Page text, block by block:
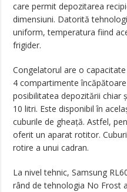
care permit depozitarea
dimensiuni. Datorită
uniform, temperatura fiind
frigider.
Congelatorul are o
4 compartimente
posibilitatea depozitării chiar
10 litri. Este disponibil în
cuburile de gheață. Astfel,
oferit un aparat rotitor.
rotire a unui cadran.
La nivel tehnic, Samsung
rând de tehnologia No Frost